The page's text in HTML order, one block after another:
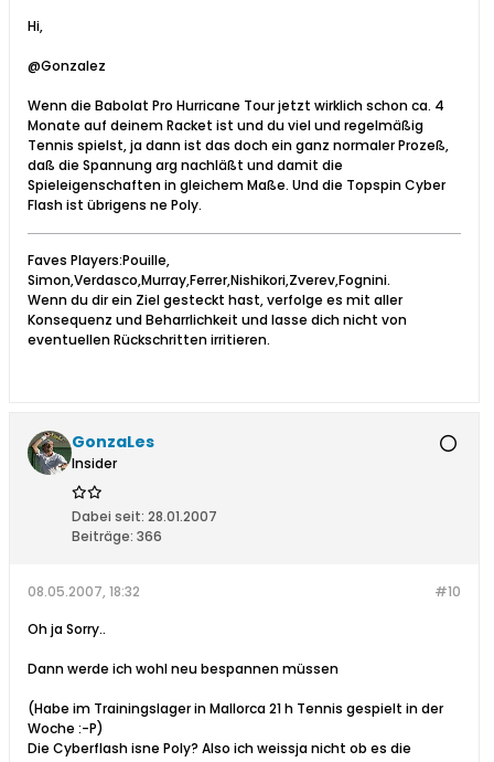
Hi,
@Gonzalez
Wenn die Babolat Pro Hurricane Tour jetzt wirklich schon ca. 4
Monate auf deinem Racket ist und du viel und regelmäßig
Tennis spielst, ja dann ist das doch ein ganz normaler Prozeß,
daß die Spannung arg nachläßt und damit die
Spieleigenschaften in gleichem Maße. Und die Topspin Cyber
Flash ist übrigens ne Poly.
Faves Players:Pouille,
Simon,Verdasco,Murray,Ferrer,Nishikori,Zverev,Fognini.
Wenn du dir ein Ziel gesteckt hast, verfolge es mit aller
Konsequenz und Beharrlichkeit und lasse dich nicht von
eventuellen Rückschritten irritieren.
GonzaLes
Insider
Dabei seit: 28.01.2007
Beiträge: 366
#10
08.05.2007, 18:32
Oh ja Sorry..
Dann werde ich wohl neu bespannen müssen
(Habe im Trainingslager in Mallorca 21 h Tennis gespielt in der
Woche :-P)
Die Cyberflash isne Poly? Also ich weissja nicht ob es die